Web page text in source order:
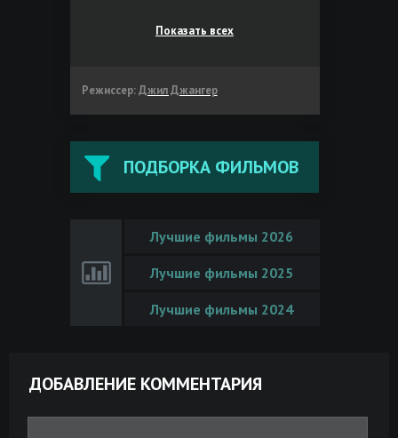
Показать всех
Режиссер: Джил Джангер
ПОДБОРКА ФИЛЬМОВ
Лучшие фильмы 2026
Лучшие фильмы 2025
Лучшие фильмы 2024
ДОБАВЛЕНИЕ КОММЕНТАРИЯ